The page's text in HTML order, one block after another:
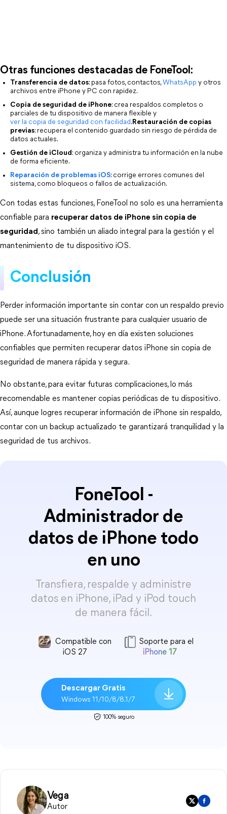
Otras funciones destacadas de FoneTool:
Transferencia de datos: pasa fotos, contactos, WhatsApp y otros
archivos entre iPhone y PC con rapidez.
Copia de seguridad de iPhone: crea respaldos completos o
parciales de tu dispositivo de manera flexible y
ver la copia de seguridad con facilidad.Restauración de copias
previas: recupera el contenido guardado sin riesgo de pérdida de
datos actuales.
Gestión de iCloud: organiza y administra tu información en la nube
de forma eficiente.
Reparación de problemas iOS: corrige errores comunes del
sistema, como bloqueos o fallos de actualización.
Con todas estas funciones, FoneTool no solo es una herramienta
confiable para recuperar datos de iPhone sin copia de
seguridad, sino también un aliado integral para la gestión y el
mantenimiento de tu dispositivo iOS.
Conclusión
Perder información importante sin contar con un respaldo previo
puede ser una situación frustrante para cualquier usuario de
iPhone. Afortunadamente, hoy en día existen soluciones
confiables que permiten recuperar datos iPhone sin copia de
seguridad de manera rápida y segura.
No obstante, para evitar futuras complicaciones, lo más
recomendable es mantener copias periódicas de tu dispositivo.
Así, aunque logres recuperar información de iPhone sin respaldo,
contar con un backup actualizado te garantizará tranquilidad y la
seguridad de tus archivos.
FoneTool -
Administrador de
datos de iPhone todo
en uno
Transfiera, respalde y administre
datos en iPhone, iPad y iPod touch
de manera fácil.
Compatible con
iOS 27
Soporte para el
iPhone 17
Descargar Gratis
Windows 11/10/8/8.1/7
100% seguro
Vega
Autor